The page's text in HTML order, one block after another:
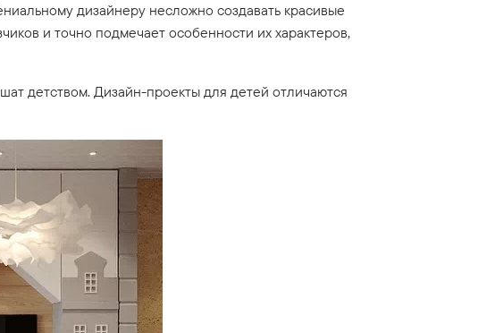
дизайнеру несложно создавать красивые
и точно подмечает особенности их характеров,
детством. Дизайн-проекты для детей отличаются